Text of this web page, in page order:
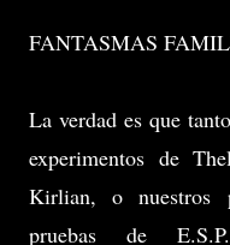
FANTASMAS
La verdad es que
experimentos de
Kirlian, o nuestros
pruebas de